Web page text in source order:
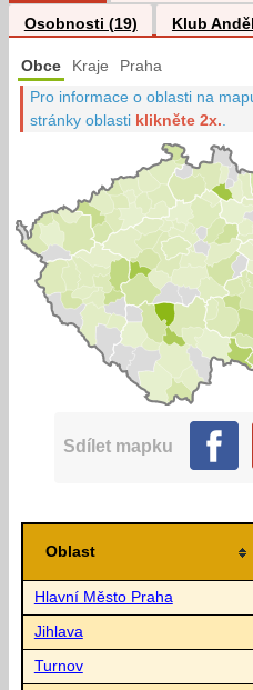
Osobnosti (19)
Klub
Obce Kraje Praha
Pro informace o oblasti na
stránky oblasti klikněte 2x.
Sdílet mapku
Oblast
Hlavní Město Praha
Jihlava
Turnov